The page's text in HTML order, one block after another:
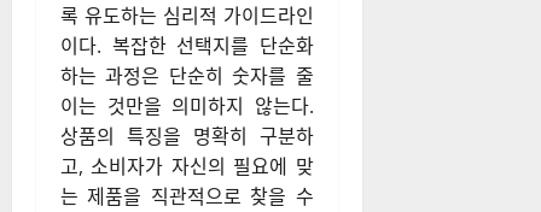
록 유도하는 심리적 가이드라인
이다. 복잡한 선택지를 단순화
하는 과정은 단순히 숫자를 줄
이는 것만을 의미하지 않는다.
상품의 특징을 명확히 구분하
고, 소비자가 자신의 필요에 맞
는 제품을 직관적으로 찾을 수